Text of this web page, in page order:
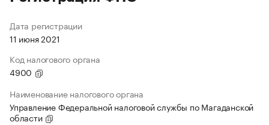
Дата регистрации
11 июня 2021
Код налогового органа
4900
Наименование налогового органа
Управление Федеральной налоговой службы по Магаданской
области